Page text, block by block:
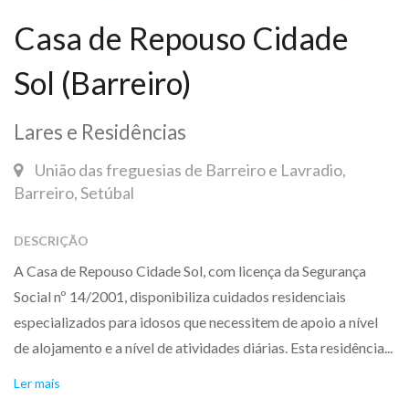
Casa de Repouso Cidade
Sol (Barreiro)
Lares e Residências
União das freguesias de Barreiro e Lavradio,
Barreiro, Setúbal
DESCRIÇÃO
A Casa de Repouso Cidade Sol, com licença da Segurança
Social nº 14/2001, disponibiliza cuidados residenciais
especializados para idosos que necessitem de apoio a nível
de alojamento e a nível de atividades diárias. Esta residência...
Ler mais